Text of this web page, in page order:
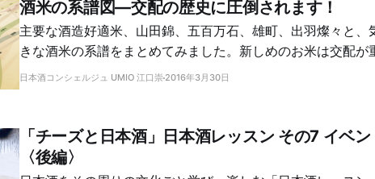
酒米の系譜図―交配の歴史に圧倒されます！
主要な酒造好適米、山田錦、五百万石、雄町、出羽燦々と、
きな酒米の系譜をまとめてみました。新しめのお米は交配が
がわかります。意外なルーツもわかって楽しい！
日本酒コンシェルジュ UMIO 江口崇 2016年3月30日
「チーズと日本酒」日本酒レッスン その7 イベ
〈後編〉